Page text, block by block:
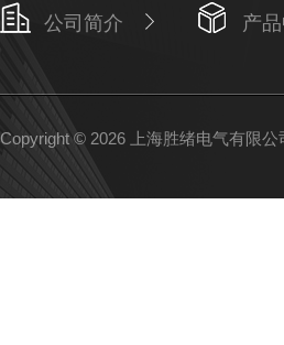
公司简介 产
Copyright © 2026 上海胜绪电气有限